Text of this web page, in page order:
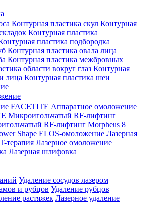
Контурная пластика скул Контурная
Контурная пластика
пластика подбородка
Контурная пластика овала лица
Контурная пластика межбровных
области вокруг глаз Контурная
лица Контурная пластика шеи
FACETITE Аппаратное омоложение
Микроигольчатый RF-лифтинг
RF-лифтинг Morpheus 8
Shape ELOS-омоложение Лазерная
терапия Лазерное омоложение
Лазерная шлифовка
Удаление сосудов лазером
и рубцов Удаление рубцов
растяжек Лазерное удаление